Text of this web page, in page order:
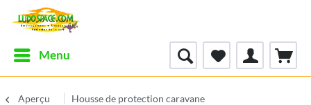
Menu
Aperçu Housse de protection caravane